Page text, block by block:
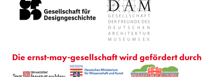
Die ernst-may-gesellschaft wird gefördert durch